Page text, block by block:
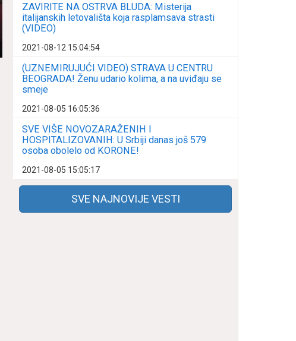
ZAVIRITE NA OSTRVA BLUDA: Misterija
italijanskih letovališta koja rasplamsava strasti
(VIDEO)
2021-08-12 15:04:54
(UZNEMIRUJUĆI VIDEO) STRAVA U CENTRU
BEOGRADA! Ženu udario kolima, a na uviđaju se
smeje
2021-08-05 16:05:36
SVE VIŠE NOVOZARAŽENIH I
HOSPITALIZOVANIH: U Srbiji danas još 579
osoba obolelo od KORONE!
2021-08-05 15:05:17
SVE NAJNOVIJE VESTI